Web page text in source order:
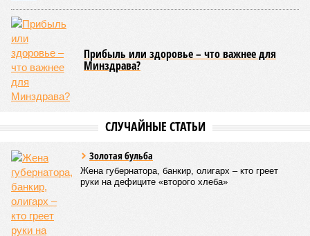
Прибыль или здоровье – что важнее для
Минздрава?
СЛУЧАЙНЫЕ СТАТЬИ
Золотая бульба
Жена губернатора, банкир, олигарх – кто греет
руки на дефиците «второго хлеба»